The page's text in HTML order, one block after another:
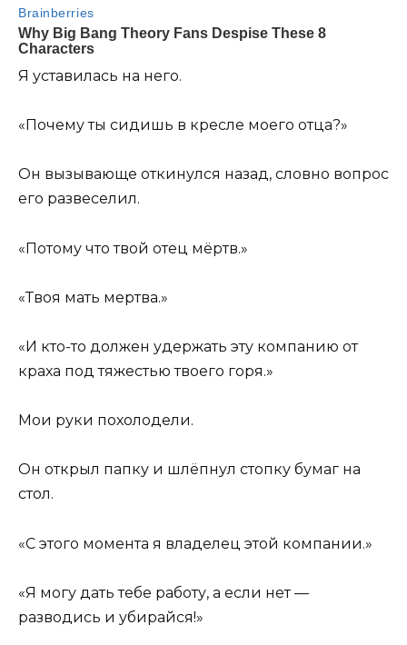
Я уставилась на него.
«Почему ты сидишь в кресле моего отца?»
Он вызывающе откинулся назад, словно вопрос
его развеселил.
«Потому что твой отец мёртв.»
«Твоя мать мертва.»
«И кто-то должен удержать эту компанию от
краха под тяжестью твоего горя.»
Мои руки похолодели.
Он открыл папку и шлёпнул стопку бумаг на
стол.
«С этого момента я владелец этой компании.»
«Я могу дать тебе работу, а если нет —
разводись и убирайся!»